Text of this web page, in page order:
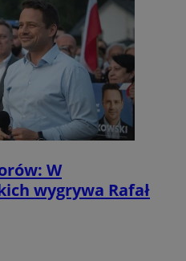
W
wygrywa Rafał